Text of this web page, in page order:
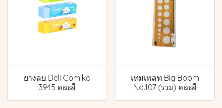
ยางลบ Deli Comiko
3945 คละสี
เทมเพลท Big Boom
No.107 (รวม) คละสี